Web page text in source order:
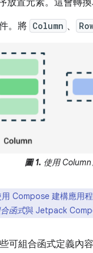
放置元素。這會轉
。將 Column 、
圖 1. 使用 Column
用 Compose 建構應用
函式與 Jetpack
可組合函式定義內